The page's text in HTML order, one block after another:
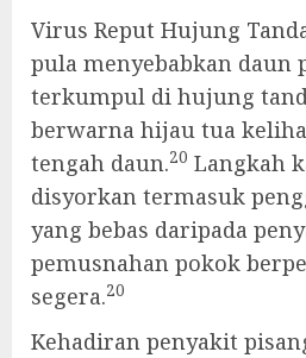
Virus Reput Hujung
pula menyebabkan daun
terkumpul di hujung
berwarna hijau tua
tengah daun.20 Langkah
disyorkan termasuk
yang bebas daripada
pemusnahan pokok
segera.20
Kehadiran penyakit